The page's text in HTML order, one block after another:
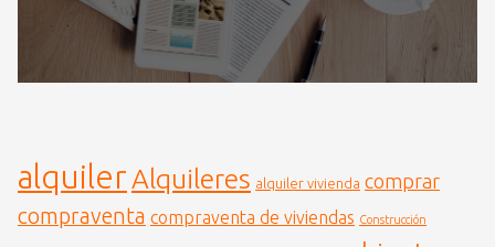
alquiler Alquileres alquiler vivienda comprar
compraventa compraventa de viviendas Construcción